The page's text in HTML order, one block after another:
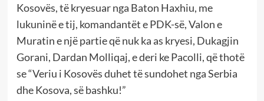
Kosovës, të kryesuar nga Baton Haxhiu, me
lukuninë e tij, komandantët e PDK-së, Valon e
Muratin e një partie që nuk ka as kryesi, Dukagjin
Gorani, Dardan Molliqaj, e deri ke Pacolli, që thotë
se “Veriu i Kosovës duhet të sundohet nga Serbia
dhe Kosova, së bashku!”